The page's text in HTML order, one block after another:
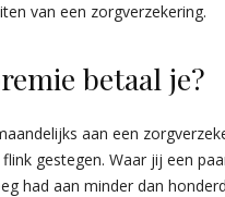
van een zorgverzekering.
betaal je?
aan een
gestegen. Waar jij een
had aan minder dan